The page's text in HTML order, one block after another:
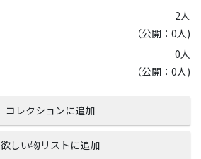
2人
（公開：0人)
0人
（公開：0人)
コレクションに追加
欲しい物リストに追加